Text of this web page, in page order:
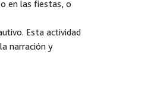
en las fiestas, o
Esta actividad
narración y